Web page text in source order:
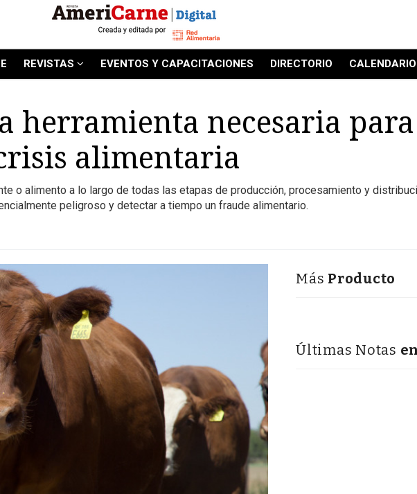
REVISTAS EVENTOS Y CAPACITACIONES DIRECTORIO CALENDARIO
herramienta necesaria
alimentaria
o alimento a lo largo de todas las etapas de producción, procesamiento y
peligroso y detectar a tiempo un fraude alimentario.
Más Producto
Últimas Notas